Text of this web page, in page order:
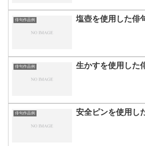
俳句作品例 塩壺を使用した俳
俳句作品例 生かすを使用した
俳句作品例 安全ピンを使用し